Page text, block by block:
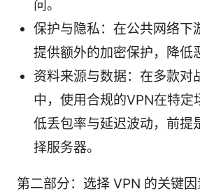
问。
保护与隐私：在公共网络下
提供额外的加密保护，降低
资料来源与数据：在多款对
中，使用合规的VPN在特定
低丢包率与延迟波动，前提
择服务器。
第二部分：选择 VPN 的关键因